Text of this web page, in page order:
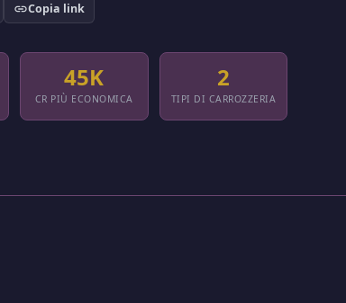
Copia link
45K
CR PIÙ ECONOMICA
2
TIPI DI CARROZZERIA